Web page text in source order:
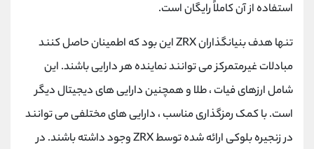
استفاده از آن کاملاً رایگان است.
تنها هدف بنیانگذاران ZRX این بود که اطمینان حاصل کنند
مبادلات غیرمتمرکز می توانند نماینده هر دارایی باشند. این
شامل ارزهای فیات ، طلا و همچنین دارایی های دیجیتال دیگر
است. با کمک رمزگذاری مناسب ، دارایی های مختلفی می توانند
در زنجیره بلوکی ارائه شده توسط ZRX وجود داشته باشند. در